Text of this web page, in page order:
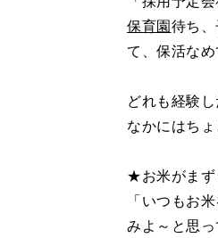
保育園待ち
て、保活なめ
どれも経験
なかにはち
★お米がまず
「いつもお
みよ～と思